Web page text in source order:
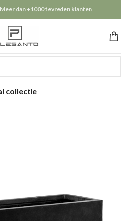
dan +1000 tevreden klanten
collectie